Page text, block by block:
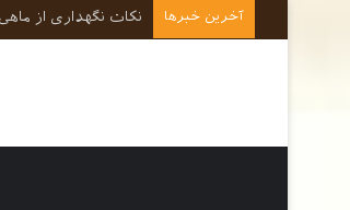
آخرین خبرها نکات کلیدی در